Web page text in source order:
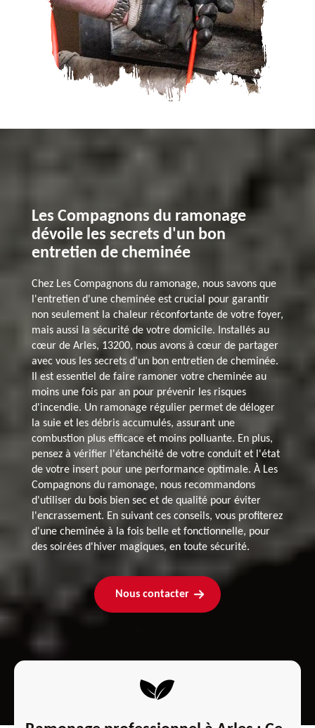
Les Compagnons du ramonage
dévoile les secrets d'un bon
entretien de cheminée
Chez Les Compagnons du ramonage, nous savons que
l'entretien d'une cheminée est crucial pour garantir
non seulement la chaleur réconfortante de votre foyer,
mais aussi la sécurité de votre domicile. Installés au
cœur de Arles, 13200, nous avons à cœur de partager
avec vous les secrets d'un bon entretien de cheminée.
Il est essentiel de faire ramoner votre cheminée au
moins une fois par an pour prévenir les risques
d'incendie. Un ramonage régulier permet de déloger
la suie et les débris accumulés, assurant une
combustion plus efficace et moins polluante. En plus,
pensez à vérifier l'étanchéité de votre conduit et l'état
de votre insert pour une performance optimale. À Les
Compagnons du ramonage, nous recommandons
d'utiliser du bois bien sec et de qualité pour éviter
l'encrassement. En suivant ces conseils, vous profiterez
d'une cheminée à la fois belle et fonctionnelle, pour
des soirées d'hiver magiques, en toute sécurité.
Nous contacter